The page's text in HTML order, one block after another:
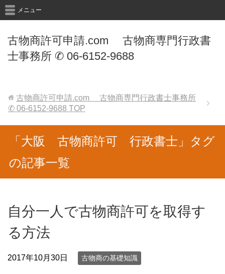
古物商許可申請.com 古物商専門行政書
士事務所 ✆ 06-6152-9688
メニュー
古物商許可申請.com 古物商専門行政書士事務所
✆ 06-6152-9688 TOP
「大阪 古物商許可 行政書士」タグ
の記事一覧
自分一人で古物商許可を取得す
る方法
2017年10月30日 古物商の基礎知識